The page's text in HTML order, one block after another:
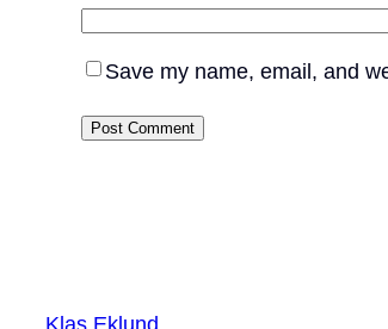
Save my name, email, and